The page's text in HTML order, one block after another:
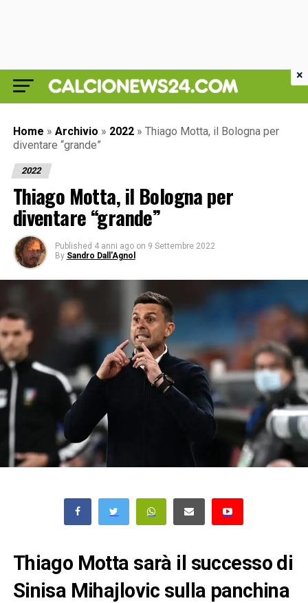
Home » Archivio » 2022 » Thiago Motta, il Bologna per
diventare “grande”
2022
Thiago Motta, il Bologna per
diventare “grande”
Published 4 anni ago on 9 Settembre 2022
By Sandro Dall'Agnol
Thiago Motta sarà il successo di
Sinisa Mihajlovic sulla panchina
×